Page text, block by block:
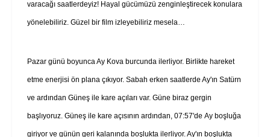
varacağı saatlerdeyiz! Hayal gücümüzü zenginleştirecek konulara
yönelebiliriz. Güzel bir film izleyebiliriz mesela…
Pazar günü boyunca Ay Kova burcunda ilerliyor. Birlikte hareket
etme enerjisi ön plana çıkıyor. Sabah erken saatlerde Ay'ın Satürn
ve ardından Güneş ile kare açıları var. Güne biraz gergin
başlıyoruz. Güneş ile kare açısının ardından, 07:57'de Ay boşluğa
giriyor ve günün geri kalanında boşlukta ilerliyor.Ay'ın boşlukta